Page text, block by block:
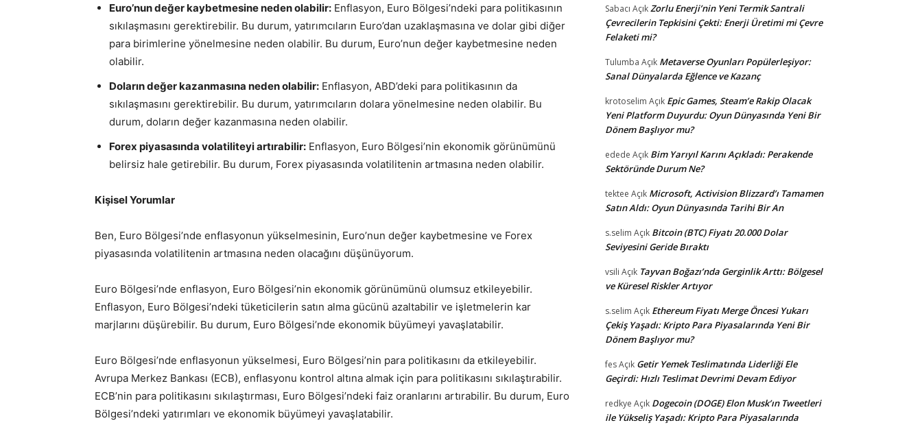
Euro’nun değer kaybetmesine neden olabilir: Enflasyon, Euro Bölgesi’ndeki para politikasının
sıkılaşmasını gerektirebilir. Bu durum, yatırımcıların Euro’dan uzaklaşmasına ve dolar gibi diğer
para birimlerine yönelmesine neden olabilir. Bu durum, Euro’nun değer kaybetmesine neden
olabilir.
Doların değer kazanmasına neden olabilir: Enflasyon, ABD’deki para politikasının da
sıkılaşmasını gerektirebilir. Bu durum, yatırımcıların dolara yönelmesine neden olabilir. Bu
durum, doların değer kazanmasına neden olabilir.
Forex piyasasında volatiliteyi artırabilir: Enflasyon, Euro Bölgesi’nin ekonomik görünümünü
belirsiz hale getirebilir. Bu durum, Forex piyasasında volatilitenin artmasına neden olabilir.
Kişisel Yorumlar
Ben, Euro Bölgesi’nde enflasyonun yükselmesinin, Euro’nun değer kaybetmesine ve Forex
piyasasında volatilitenin artmasına neden olacağını düşünüyorum.
Euro Bölgesi’nde enflasyon, Euro Bölgesi’nin ekonomik görünümünü olumsuz etkileyebilir.
Enflasyon, Euro Bölgesi’ndeki tüketicilerin satın alma gücünü azaltabilir ve işletmelerin kar
marjlarını düşürebilir. Bu durum, Euro Bölgesi’nde ekonomik büyümeyi yavaşlatabilir.
Euro Bölgesi’nde enflasyonun yükselmesi, Euro Bölgesi’nin para politikasını da etkileyebilir.
Avrupa Merkez Bankası (ECB), enflasyonu kontrol altına almak için para politikasını sıkılaştırabilir.
ECB’nin para politikasını sıkılaştırması, Euro Bölgesi’ndeki faiz oranlarını artırabilir. Bu durum, Euro
Bölgesi’ndeki yatırımları ve ekonomik büyümeyi yavaşlatabilir.
Sabacı AçıkZorlu Enerji’nin Yeni Termik Santrali
Çevrecilerin Tepkisini Çekti: Enerji Üretimi mi Çevre
Felaketi mi?
Tulumba Açık Metaverse Oyunları Popülerleşiyor:
Sanal Dünyalarda Eğlence ve Kazanç
krotoselim Açık Epic Games, Steam’e Rakip Olacak
Yeni Platform Duyurdu: Oyun Dünyasında Yeni Bir
Dönem Başlıyor mu?
edede Açık Bim Yarıyıl Karını Açıkladı: Perakende
Sektöründe Durum Ne?
tektee Açık Microsoft, Activision Blizzard’ı Tamamen
Satın Aldı: Oyun Dünyasında Tarihi Bir An
s.selim Açık Bitcoin (BTC) Fiyatı 20.000 Dolar
Seviyesini Geride Bıraktı
vsili Açık Tayvan Boğazı’nda Gerginlik Arttı: Bölgesel
ve Küresel Riskler Artıyor
s.selim Açık Ethereum Fiyatı Merge Öncesi Yukarı
Çekiş Yaşadı: Kripto Para Piyasalarında Yeni Bir
Dönem Başlıyor mu?
fesAçık Getir Yemek Teslimatında Liderliği Ele
Geçirdi: Hızlı Teslimat Devrimi Devam Ediyor
redkye Açık Dogecoin (DOGE) Elon Musk’ın Tweetleri
ile Yükseliş Yaşadı: Kripto Para Piyasalarında